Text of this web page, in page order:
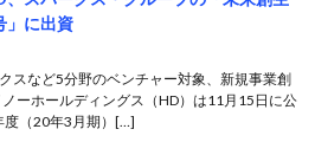
」に出資
スなど5分野のベンチャー対象、新規事業創
ーホールディングス（HD）は11月15日に公
度（20年3月期）[…]